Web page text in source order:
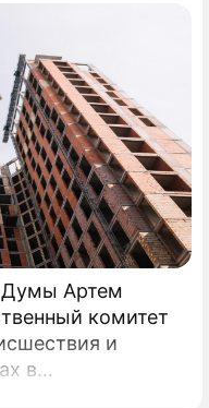
Думы Артем
комитет
и
в